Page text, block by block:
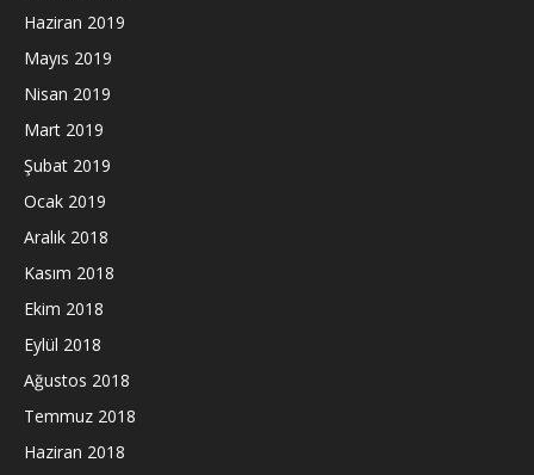
Haziran 2019
Mayıs 2019
Nisan 2019
Mart 2019
Şubat 2019
Ocak 2019
Aralık 2018
Kasım 2018
Ekim 2018
Eylül 2018
Ağustos 2018
Temmuz 2018
Haziran 2018